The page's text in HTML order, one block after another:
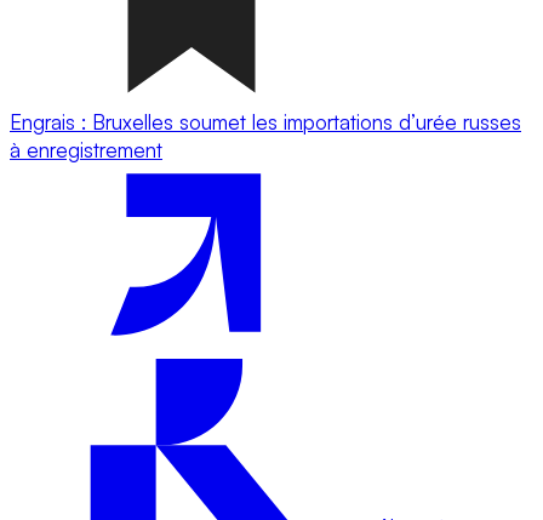
Engrais : Bruxelles soumet les importations d’urée russes
à enregistrement